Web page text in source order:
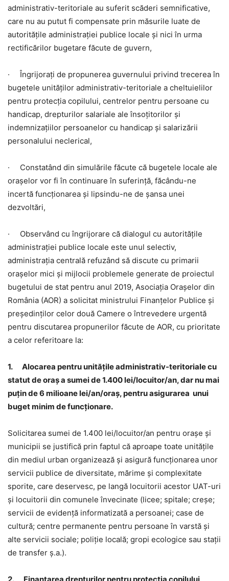
administrativ-teritoriale au suferit scăderi semnificative,
care nu au putut fi compensate prin măsurile luate de
autorităţile administraţiei publice locale şi nici în urma
rectificărilor bugetare făcute de guvern,
· Îngrijorați de propunerea guvernului privind trecerea în
bugetele unităților administrativ-teritoriale a cheltuielilor
pentru protecția copilului, centrelor pentru persoane cu
handicap, drepturilor salariale ale însoțitorilor și
indemnizațiilor persoanelor cu handicap și salarizării
personalului neclerical,
· Constatând din simulările făcute că bugetele locale ale
orașelor vor fi în continuare în suferință, făcându-ne
incertă funcționarea și lipsindu-ne de șansa unei
dezvoltări,
· Observând cu îngrijorare că dialogul cu autorităţile
administraţiei publice locale este unul selectiv,
administrația centrală refuzând să discute cu primarii
orașelor mici și mijlocii problemele generate de proiectul
bugetului de stat pentru anul 2019, Asociaţia Oraşelor din
România (AOR) a solicitat ministrului Finanțelor Publice și
președinților celor două Camere o întrevedere urgentă
pentru discutarea propunerilor făcute de AOR, cu prioritate
a celor referitoare la:
1. Alocarea pentru unitățile administrativ-teritoriale cu
statut de oraș a sumei de1.400 lei/locuitor/an, dar nu mai
puțin de 6 milioane lei/an/oraș, pentru asigurarea unui
buget minim de funcţionare.
Solicitarea sumei de 1.400 lei/locuitor/an pentru orașe și
municipii se justifică prin faptul că aproape toate unităţile
din mediul urban organizează şi asigură funcţionarea unor
servicii publice de diversitate, mărime şi complexitate
sporite, care deservesc, pe langă locuitorii acestor UAT-uri
şi locuitorii din comunele învecinate (licee; spitale; creşe;
servicii de evidenţă informatizată a persoanei; case de
cultură; centre permanente pentru persoane în varstă şi
alte servicii sociale; poliţie locală; gropi ecologice sau staţii
de transfer ş.a.).
2. Finanțarea drepturilor pentru protecția copilului,